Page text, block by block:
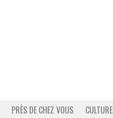
PRÈS DE CHEZ VOUS CULTURE